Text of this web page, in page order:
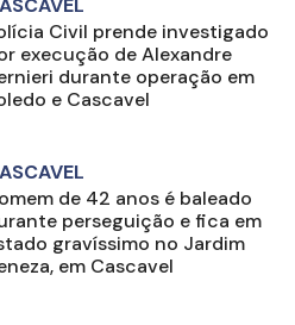
Civil prende investigado
execução de Alexandre
durante operação em
e Cascavel
de 42 anos é baleado
perseguição e fica em
gravíssimo no Jardim
em Cascavel